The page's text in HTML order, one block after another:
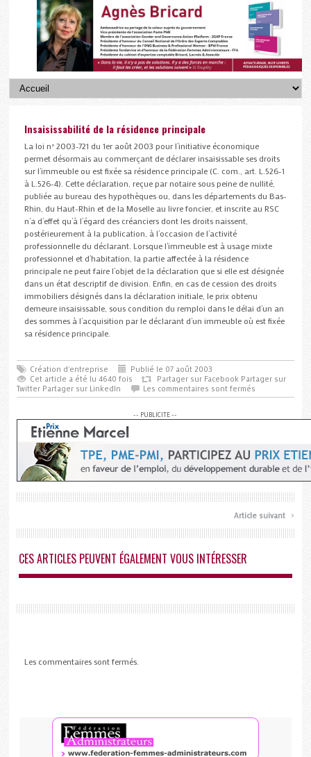
Insaisissabilité de la résidence principale
La loi n° 2003-721 du 1er août 2003 pour l’initiative économique
permet désormais au commerçant de déclarer insaisissable ses droits
sur l’immeuble ou est fixée sa résidence principale (C. com., art. L.526-1
à L.526-4). Cette déclaration, reçue par notaire sous peine de nullité,
publiée au bureau des hypothèques ou, dans les départements du Bas-
Rhin, du Haut-Rhin et de la Moselle au livre foncier, et inscrite au RSC
n’a d’effet qu’à l’égard des créanciers dont les droits naissent,
postérieurement à la publication, à l’occasion de l’activité
professionnelle du déclarant. Lorsque l’immeuble est à usage mixte
professionnel et d’habitation, la partie affectée à la résidence
principale ne peut faire l’objet de la déclaration que si elle est désignée
dans un état descriptif de division. Enfin, en cas de cession des droits
immobiliers désignés dans la déclaration initiale, le prix obtenu
demeure insaisissable, sous condition du remploi dans le délai d’un an
des sommes à l’acquisition par le déclarant d’un immeuble où est fixée
sa résidence principale.
Création d'entreprise
Publié le 07 août 2003
Cet article a été lu 4640 fois
Partager sur Facebook Partager sur
Twitter Partager sur LinkedIn Les commentaires sont fermés
-- PUBLICITE --
Article suivant ›
CES ARTICLES PEUVENT ÉGALEMENT VOUS INTÉRESSER
Les commentaires sont fermés.